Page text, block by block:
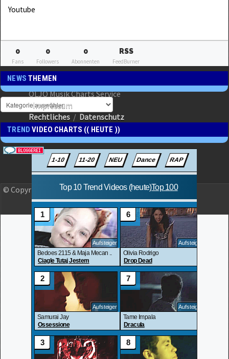
Youtube
0
Fans
0
Followers
0
Abonnenten
RSS
FeedBurner
NEWSTHEMEN
TRENDVIDEO CHARTS (( HEUTE ))
OLJO Musik Charts Service
Impressum
Rechtliches / Datenschutz
© Copyright 2023 OLJO